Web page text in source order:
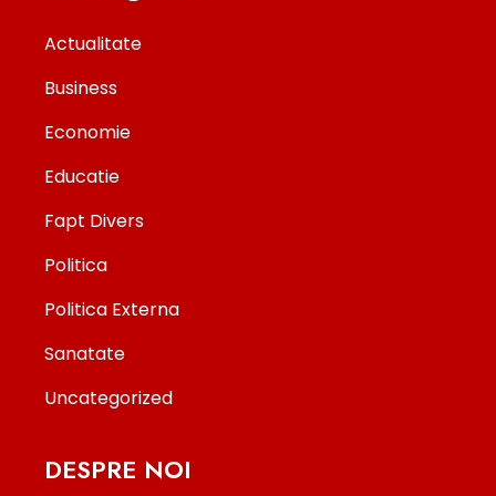
Actualitate
Business
Economie
Educatie
Fapt Divers
Politica
Politica Externa
Sanatate
Uncategorized
DESPRE NOI